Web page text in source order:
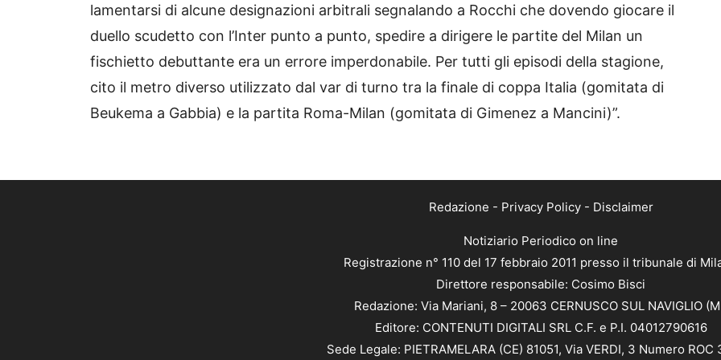
lamentarsi di alcune designazioni arbitrali segnalando a Rocchi che dovendo giocare il
duello scudetto con l’Inter punto a punto, spedire a dirigere le partite del Milan un
fischietto debuttante era un errore imperdonabile. Per tutti gli episodi della stagione,
cito il metro diverso utilizzato dal var di turno tra la finale di coppa Italia (gomitata di
Beukema a Gabbia) e la partita Roma-Milan (gomitata di Gimenez a Mancini)”.
Redazione - Privacy Policy- Disclaimer
Notiziario Periodico on line
Registrazione n° 110 del 17 febbraio 2011 presso il tribunale di
Direttore responsabile: Cosimo Bisci
Redazione: Via Mariani, 8 – 20063 CERNUSCO SUL NAVIGLIO
Editore: CONTENUTI DIGITALI SRL C.F. e P.I. 04012790616
Sede Legale: PIETRAMELARA (CE) 81051, Via VERDI, 3 Numero